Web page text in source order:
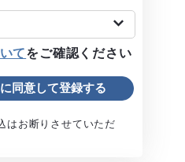
てをご確認ください
はお断りさせていただ